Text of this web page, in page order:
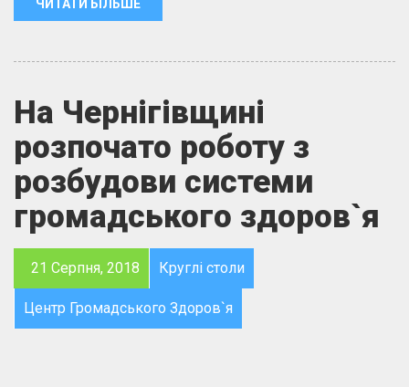
ЧИТАТИ БІЛЬШЕ
На Чернігівщині
розпочато роботу з
розбудови системи
громадського здоров`я
21 Серпня, 2018 Круглі столи
Центр Громадського Здоров`я